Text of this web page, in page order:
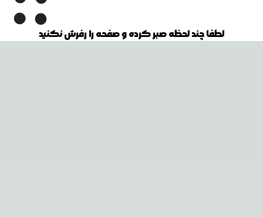
لطفا چند لحظه صبر کرده و صفحه را رفرش نکنید